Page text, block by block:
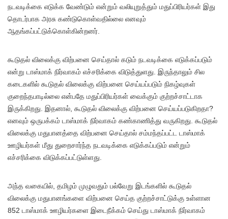
நடவடிக்கை எடுக்க வேண்டும் என்றும் வலியுறுத்தும் மதுப்பிரியர்கள் இது
தொடர்பாக அரசு கண்டுகொள்வதில்லை எனவும்
ஆதங்கப்பட்டுக்கொள்கின்றனர்.
கூடுதல் விலைக்கு விற்பனை செய்தால் கடும் நடவடிக்கை எடுக்கப்படும்
என்று டாஸ்மாக் நிர்வாகம் எச்சரிக்கை விடுத்துளது. இருந்தாலும் சில
கடைகளில் கூடுதல் விலைக்கு விற்பனை செய்யப்படும் நிகழ்வுகள்
குறைந்தபாடில்லை என்பதே மதுப்பிரியர்கள் வைக்கும் குற்றச்சாட்டாக
இருக்கிறது. இதனால், கூடுதல் விலைக்கு விற்பனை செய்யப்படுகிறதா?
எனவும் ஒருபக்கம் டாஸ்மாக் நிர்வாகம் கண்காணித்து வருகிறது. கூடுதல்
விலைக்கு மதுபானத்தை விற்பனை செய்தால் சம்மந்தப்பட்ட டாஸ்மாக்
ஊழியர்கள் மீது துறைசார்ந்த நடவடிக்கை எடுக்கப்படும் என்றும்
எச்சரிக்கை விடுக்கப்பட்டுள்ளது.
அந்த வகையில், தமிழம் முழுவதும் பல்வேறு இடங்களில் கூடுதல்
விலைக்கு மதுபானங்களை விற்பனை செய்த குற்றச்சாட்டுக்கு உள்ளான
852 டாஸ்மாக் ஊழியர்களை இடைநீக்கம் செய்து டாஸ்மாக் நிர்வாகம்